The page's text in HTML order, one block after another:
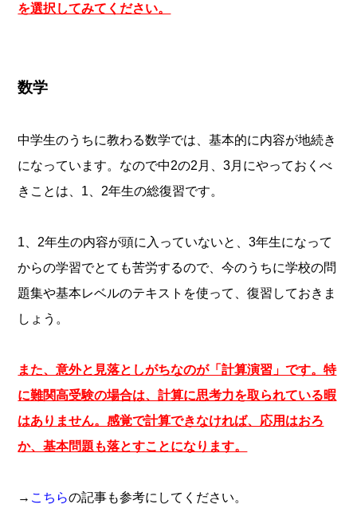
を選択してみてください。
数学
中学生のうちに教わる数学では、基本的に内容が地続き
になっています。なので中2の2月、3月にやっておくべ
きことは、1、2年生の総復習です。
1、2年生の内容が頭に入っていないと、3年生になって
からの学習でとても苦労するので、今のうちに学校の問
題集や基本レベルのテキストを使って、復習しておきま
しょう。
また、意外と見落としがちなのが「計算演習」です。特
に難関高受験の場合は、計算に思考力を取られている暇
はありません。感覚で計算できなければ、応用はおろ
か、基本問題も落とすことになります。
→ こちらの記事も参考にしてください。